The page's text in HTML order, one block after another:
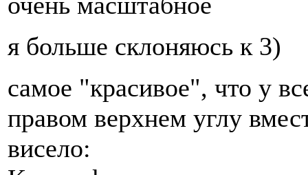
я больше склоняюсь к 3)
самое "красивое", что у
правом верхнем углу
висело: